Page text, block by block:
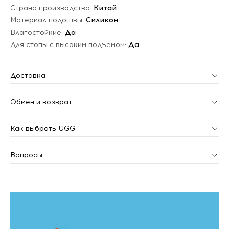
Страна производства: Китай
Материал подошвы: Силикон
Влагостойкие: Да
Для стопы с высоким подъемом: Да
Доставка
Обмен и возврат
Как выбрать UGG
Вопросы